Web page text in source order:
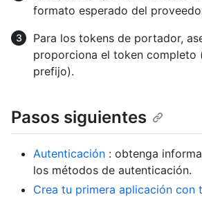
formato esperado del
Para los tokens de portador,
proporciona el token completo
prefijo).
Pasos siguientes
Autenticación : obtenga
los métodos de autenticación.
Crea tu primera aplicación con